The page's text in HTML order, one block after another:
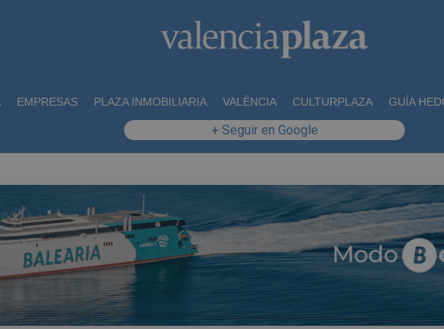
EMPRESAS PLAZA INMOBILIARIA VALÈNCIA CULTURPLAZA GUÍA
+ Seguir en Google